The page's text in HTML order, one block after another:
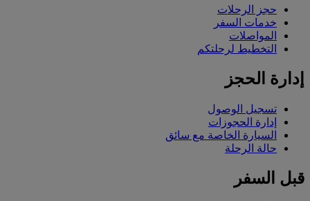
حجز الرحلات
خدمات السفر
المواصلات
التخطيط لرحلتكم
إدارة الحجز
تسجيل الوصول
إدارة الحجوزات
السيارة الخاصة مع سائق
حالة الرحلة
قبل السفر